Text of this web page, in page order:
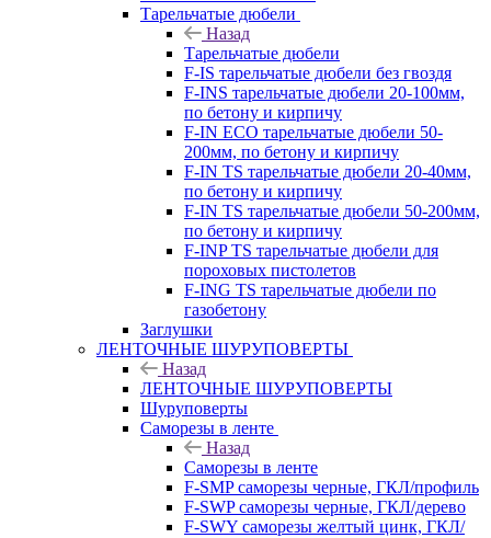
Тарельчатые дюбели
Назад
Тарельчатые дюбели
F-IS тарельчатые дюбели без гвоздя
F-INS тарельчатые дюбели 20-100мм,
по бетону и кирпичу
F-IN ECO тарельчатые дюбели 50-
200мм, по бетону и кирпичу
F-IN TS тарельчатые дюбели 20-40мм,
по бетону и кирпичу
F-IN TS тарельчатые дюбели 50-200мм,
по бетону и кирпичу
F-INP TS тарельчатые дюбели для
пороховых пистолетов
F-ING TS тарельчатые дюбели по
газобетону
Заглушки
ЛЕНТОЧНЫЕ ШУРУПОВЕРТЫ
Назад
ЛЕНТОЧНЫЕ ШУРУПОВЕРТЫ
Шуруповерты
Саморезы в ленте
Назад
Саморезы в ленте
F-SMP саморезы черные, ГКЛ/профиль
F-SWP саморезы черные, ГКЛ/дерево
F-SWY саморезы желтый цинк, ГКЛ/